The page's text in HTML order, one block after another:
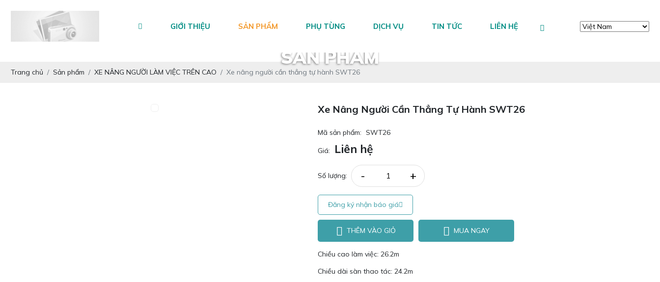
GIỚI THIỆU SẢN PHẨM PHỤ TÙNG DỊCH VỤ TIN TỨC LIÊN HỆ
SẢN PHẨM
Trang chủ Sản phẩm XE NÂNG NGƯỜI LÀM VIỆC TRÊN CAO Xe nâng người cần thẳng tự hành SWT26
Xe Nâng Người Cần Thẳng Tự Hành SWT26
Mã sản phẩm: SWT26
Giá: Liên hệ
Số lượng: - +
Đăng ký nhận báo giá
THÊM VÀO GIỎ MUA NGAY
Chiều cao làm việc: 26.2m
Chiều dài sàn thao tác: 24.2m